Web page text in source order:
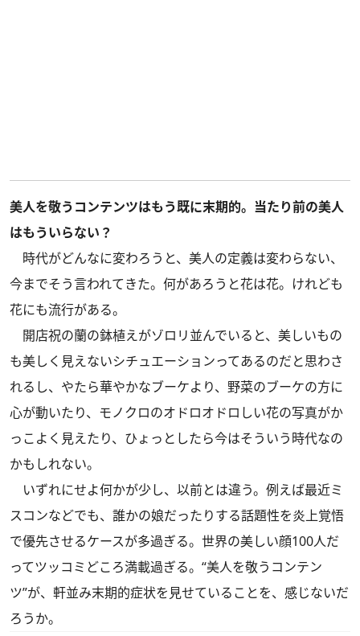
美人を敬うコンテンツはもう既に末期的。当たり前の美人
はもういらない？
時代がどんなに変わろうと、美人の定義は変わらない、
今までそう言われてきた。何があろうと花は花。けれども
花にも流行がある。
開店祝の蘭の鉢植えがゾロリ並んでいると、美しいもの
も美しく見えないシチュエーションってあるのだと思わさ
れるし、やたら華やかなブーケより、野菜のブーケの方に
心が動いたり、モノクロのオドロオドロしい花の写真がか
っこよく見えたり、ひょっとしたら今はそういう時代なの
かもしれない。
いずれにせよ何かが少し、以前とは違う。例えば最近ミ
スコンなどでも、誰かの娘だったりする話題性を炎上覚悟
で優先させるケースが多過ぎる。世界の美しい顔100人だ
ってツッコミどころ満載過ぎる。“美人を敬うコンテン
ツ”が、軒並み末期的症状を見せていることを、感じないだ
ろうか。